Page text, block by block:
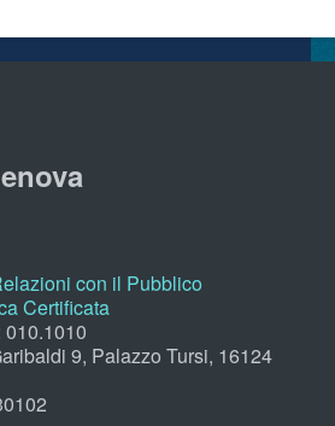
con il Pubblico
Certificata
9, Palazzo Tursi, 16124